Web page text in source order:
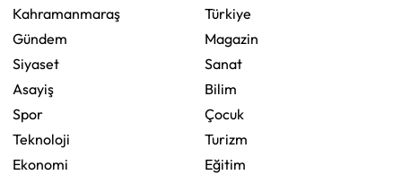
Kahramanmaraş
Gündem
Siyaset
Asayiş
Spor
Teknoloji
Ekonomi
Türkiye
Magazin
Sanat
Bilim
Çocuk
Turizm
Eğitim